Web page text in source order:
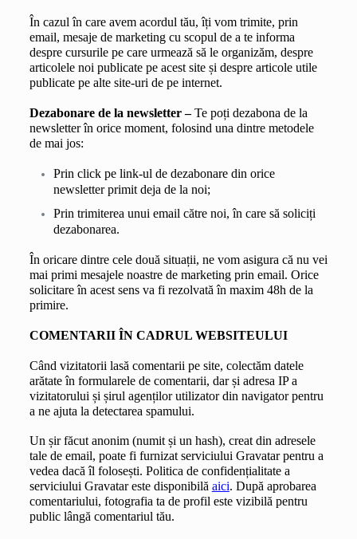
În cazul în care avem acordul tău, îți vom trimite, prin
email, mesaje de marketing cu scopul de a te informa
despre cursurile pe care urmează să le organizăm, despre
articolele noi publicate pe acest site și despre articole utile
publicate pe alte site-uri de pe internet.
Dezabonare de la newsletter – Te poți dezabona de la
newsletter în orice moment, folosind una dintre metodele
de mai jos:
Prin click pe link-ul de dezabonare din orice
newsletter primit deja de la noi;
Prin trimiterea unui email către noi, în care să soliciți
dezabonarea.
În oricare dintre cele două situații, ne vom asigura că nu vei
mai primi mesajele noastre de marketing prin email. Orice
solicitare în acest sens va fi rezolvată în maxim 48h de la
primire.
COMENTARII ÎN CADRUL WEBSITEULUI
Când vizitatorii lasă comentarii pe site, colectăm datele
arătate în formularele de comentarii, dar și adresa IP a
vizitatorului și șirul agenților utilizator din navigator pentru
a ne ajuta la detectarea spamului.
Un șir făcut anonim (numit și un hash), creat din adresele
tale de email, poate fi furnizat serviciului Gravatar pentru a
vedea dacă îl folosești. Politica de confidențialitate a
serviciului Gravatar este disponibilă aici. După aprobarea
comentariului, fotografia ta de profil este vizibilă pentru
public lângă comentariul tău.